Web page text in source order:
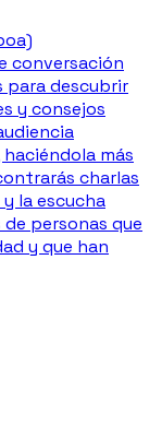
conversación
para descubrir
y consejos
más
charlas
la escucha
personas que
y que han